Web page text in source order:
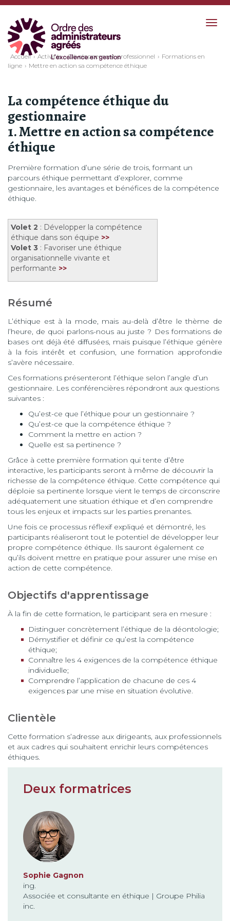
Accueil Activités Développement professionnel
Formations en
ligne
Mettre en action sa compétence éthique
La compétence éthique du
gestionnaire
1. Mettre en action sa compétence
éthique
Première formation d’une série de trois, formant un
parcours éthique permettant d’explorer, comme
gestionnaire, les avantages et bénéfices de la compétence
éthique.
Volet 2 : Développer la compétence
éthique dans son équipe >>
Volet 3 : Favoriser une éthique
organisationnelle vivante et
performante >>
Résumé
L’éthique est à la mode, mais au-delà d’être le thème de
l’heure, de quoi parlons-nous au juste ? Des formations de
bases ont déjà été diffusées, mais puisque l’éthique génère
à la fois intérêt et confusion, une formation approfondie
s’avère nécessaire.
Ces formations présenteront l’éthique selon l’angle d’un
gestionnaire. Les conférencières répondront aux questions
suivantes :
Qu’est-ce que l’éthique pour un gestionnaire ?
Qu’est-ce que la compétence éthique ?
Comment la mettre en action ?
Quelle est sa pertinence ?
Grâce à cette première formation qui tente d’être
interactive, les participants seront à même de découvrir la
richesse de la compétence éthique. Cette compétence qui
déploie sa pertinente lorsque vient le temps de circonscrire
adéquatement une situation éthique et d’en comprendre
tous les enjeux et impacts sur les parties prenantes.
Une fois ce processus réflexif expliqué et démontré, les
participants réaliseront tout le potentiel de développer leur
propre compétence éthique. Ils sauront également ce
qu’ils doivent mettre en pratique pour assurer une mise en
action de cette compétence.
Objectifs d'apprentissage
À la fin de cette formation, le participant sera en mesure :
Distinguer concrètement l’éthique de la déontologie;
Démystifier et définir ce qu’est la compétence
éthique;
Connaître les 4 exigences de la compétence éthique
individuelle;
Comprendre l’application de chacune de ces 4
exigences par une mise en situation évolutive.
Clientèle
Cette formation s’adresse aux dirigeants, aux professionnels
et aux cadres qui souhaitent enrichir leurs compétences
éthiques.
Deux formatrices
Sophie Gagnon
ing.
Associée et consultante en éthique | Groupe Philia
inc.